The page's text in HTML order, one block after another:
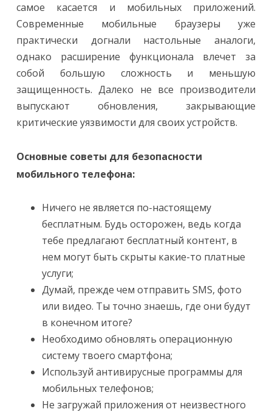
самое касается и мобильных приложений.
Современные мобильные браузеры уже
практически догнали настольные аналоги,
однако расширение функционала влечет за
собой большую сложность и меньшую
защищенность. Далеко не все производители
выпускают обновления, закрывающие
критические уязвимости для своих устройств.
Основные советы для безопасности
мобильного телефона:
Ничего не является по-настоящему
бесплатным. Будь осторожен, ведь когда
тебе предлагают бесплатный контент, в
нем могут быть скрыты какие-то платные
услуги;
Думай, прежде чем отправить SMS, фото
или видео. Ты точно знаешь, где они будут
в конечном итоге?
Необходимо обновлять операционную
систему твоего смартфона;
Используй антивирусные программы для
мобильных телефонов;
Не загружай приложения от неизвестного